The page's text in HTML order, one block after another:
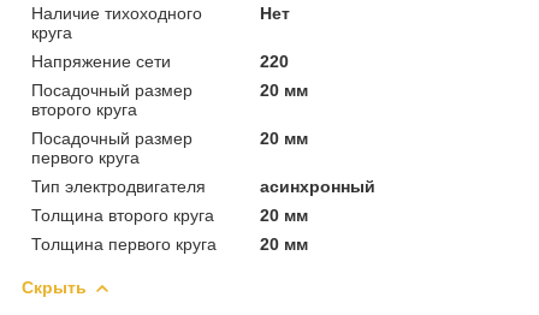
Наличие тихоходного
круга
Нет
Напряжение сети
220
Посадочный размер
второго круга
20 мм
Посадочный размер
первого круга
20 мм
Тип электродвигателя
асинхронный
Толщина второго круга
20 мм
Толщина первого круга
20 мм
Скрыть